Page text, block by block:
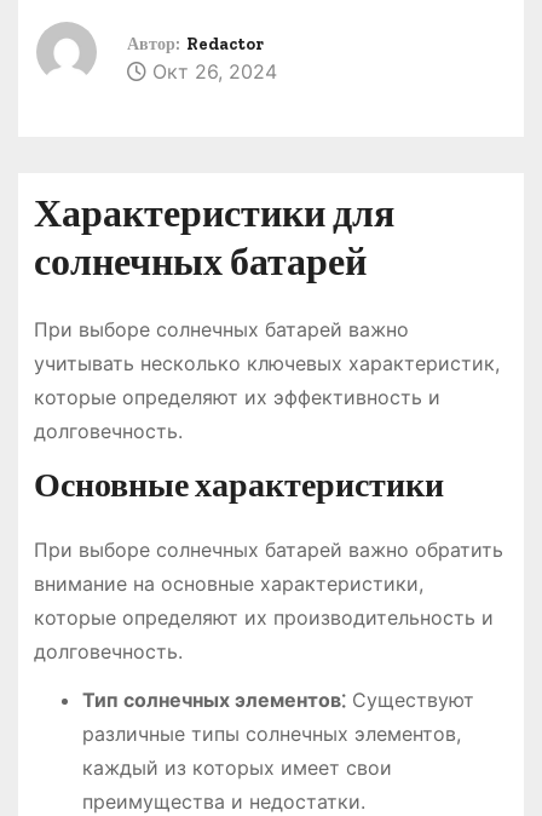
Автор: Redactor
Окт 26, 2024
Характеристики для
солнечных батарей
При выборе солнечных батарей важно
учитывать несколько ключевых характеристик,
которые определяют их эффективность и
долговечность.
Основные характеристики
При выборе солнечных батарей важно обратить
внимание на основные характеристики,
которые определяют их производительность и
долговечность.
Тип солнечных элементов⁚Существуют
различные типы солнечных элементов,
каждый из которых имеет свои
преимущества и недостатки.